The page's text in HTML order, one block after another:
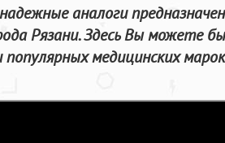
аналоги
Рязани. Здесь Вы можете
медицинских